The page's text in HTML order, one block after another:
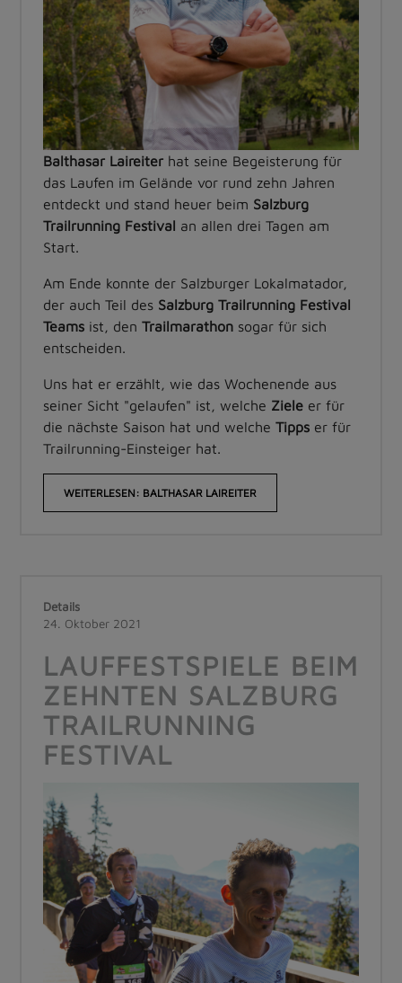
Balthasar Laireiter hat seine Begeisterung für
das Laufen im Gelände vor rund zehn Jahren
entdeckt und stand heuer beim Salzburg
Trailrunning Festival an allen drei Tagen am
Start.
Am Ende konnte der Salzburger Lokalmatador,
der auch Teil des Salzburg Trailrunning Festival
Teams ist, den Trailmarathon sogar für sich
entscheiden.
Uns hat er erzählt, wie das Wochenende aus
seiner Sicht "gelaufen" ist, welche Ziele er für
die nächste Saison hat und welche Tipps er für
Trailrunning-Einsteiger hat.
WEITERLESEN: BALTHASAR LAIREITER
Details
24. Oktober 2021
LAUFFESTSPIELE BEIM
ZEHNTEN SALZBURG
TRAILRUNNING
FESTIVAL